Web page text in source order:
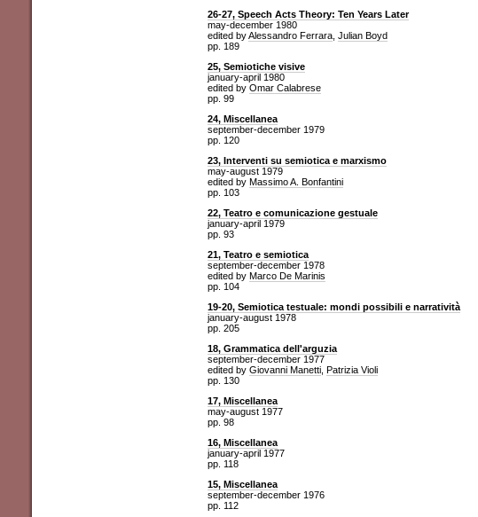
26-27, Speech Acts Theory: Ten Years Later
may-december 1980
edited byAlessandro Ferrara Julian Boyd
pp. 189
25, Semiotiche visive
january-april 1980
edited by Omar Calabrese
pp. 99
24, Miscellanea
september-december 1979
pp. 120
23, Interventi su semiotica e marxismo
may-august 1979
edited by Massimo A. Bonfantini
pp. 103
22, Teatro e comunicazione gestuale
january-april 1979
pp. 93
21, Teatro e semiotica
september-december 1978
edited by Marco De Marinis
pp. 104
19-20, Semiotica testuale: mondi possibili e narratività
january-august 1978
pp. 205
18, Grammatica dell'arguzia
september-december 1977
edited by Giovanni Manetti Patrizia Violi
pp. 130
17, Miscellanea
may-august 1977
pp. 98
16, Miscellanea
january-april 1977
pp. 118
15, Miscellanea
september-december 1976
pp. 112